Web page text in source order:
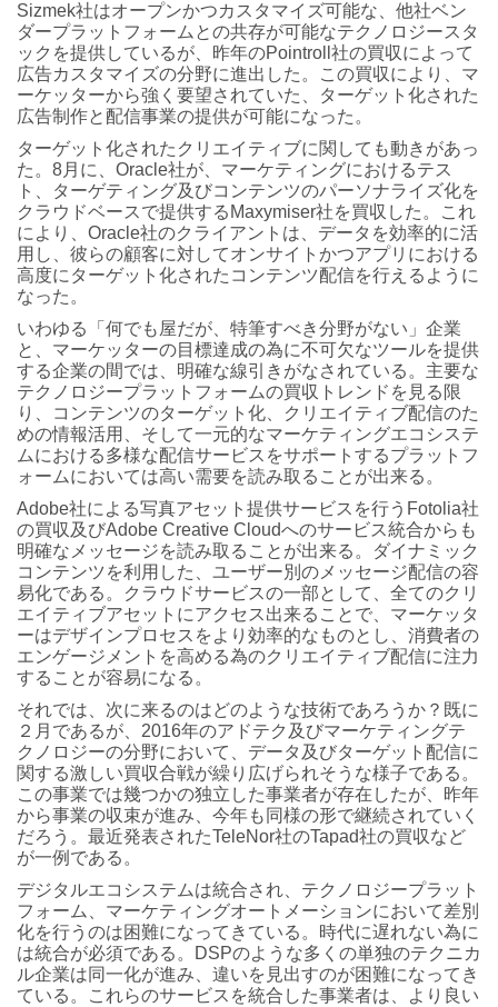
Sizmek社はオープンかつカスタマイズ可能な、他社ベン
ダープラットフォームとの共存が可能なテクノロジースタ
ックを提供しているが、昨年のPointroll社の買収によって
広告カスタマイズの分野に進出した。この買収により、マ
ーケッターから強く要望されていた、ターゲット化された
広告制作と配信事業の提供が可能になった。
ターゲット化されたクリエイティブに関しても動きがあっ
た。8月に、Oracle社が、マーケティングにおけるテス
ト、ターゲティング及びコンテンツのパーソナライズ化を
クラウドベースで提供するMaxymiser社を買収した。これ
により、Oracle社のクライアントは、データを効率的に活
用し、彼らの顧客に対してオンサイトかつアプリにおける
高度にターゲット化されたコンテンツ配信を行えるように
なった。
いわゆる「何でも屋だが、特筆すべき分野がない」企業
と、マーケッターの目標達成の為に不可欠なツールを提供
する企業の間では、明確な線引きがなされている。主要な
テクノロジープラットフォームの買収トレンドを見る限
り、コンテンツのターゲット化、クリエイティブ配信のた
めの情報活用、そして一元的なマーケティングエコシステ
ムにおける多様な配信サービスをサポートするプラットフ
ォームにおいては高い需要を読み取ることが出来る。
Adobe社による写真アセット提供サービスを行うFotolia社
の買収及びAdobe Creative Cloudへのサービス統合からも
明確なメッセージを読み取ることが出来る。ダイナミック
コンテンツを利用した、ユーザー別のメッセージ配信の容
易化である。クラウドサービスの一部として、全てのクリ
エイティブアセットにアクセス出来ることで、マーケッタ
ーはデザインプロセスをより効率的なものとし、消費者の
エンゲージメントを高める為のクリエイティブ配信に注力
することが容易になる。
それでは、次に来るのはどのような技術であろうか？既に
２月であるが、2016年のアドテク及びマーケティングテ
クノロジーの分野において、データ及びターゲット配信に
関する激しい買収合戦が繰り広げられそうな様子である。
この事業では幾つかの独立した事業者が存在したが、昨年
から事業の収束が進み、今年も同様の形で継続されていく
だろう。最近発表されたTeleNor社のTapad社の買収など
が一例である。
デジタルエコシステムは統合され、テクノロジープラット
フォーム、マーケティングオートメーションにおいて差別
化を行うのは困難になってきている。時代に遅れない為に
は統合が必須である。DSPのような多くの単独のテクニカ
ル企業は同一化が進み、違いを見出すのが困難になってき
ている。これらのサービスを統合した事業者は、より良い